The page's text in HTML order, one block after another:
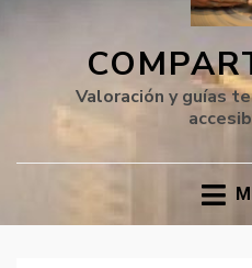
Valoración y guías